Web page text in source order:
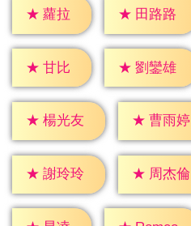
★ 蘿拉 ★ 田路路
★ 甘比 ★ 劉鑾雄
★ 楊光友 ★ 曹雨婷
★ 謝玲玲 ★ 周杰倫